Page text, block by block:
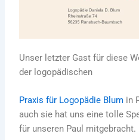
Unser letzter Gast für diese
der logopädischen
Praxis für Logopädie Blum in
auch sie hat uns eine tolle
für unseren Paul mitgebracht.